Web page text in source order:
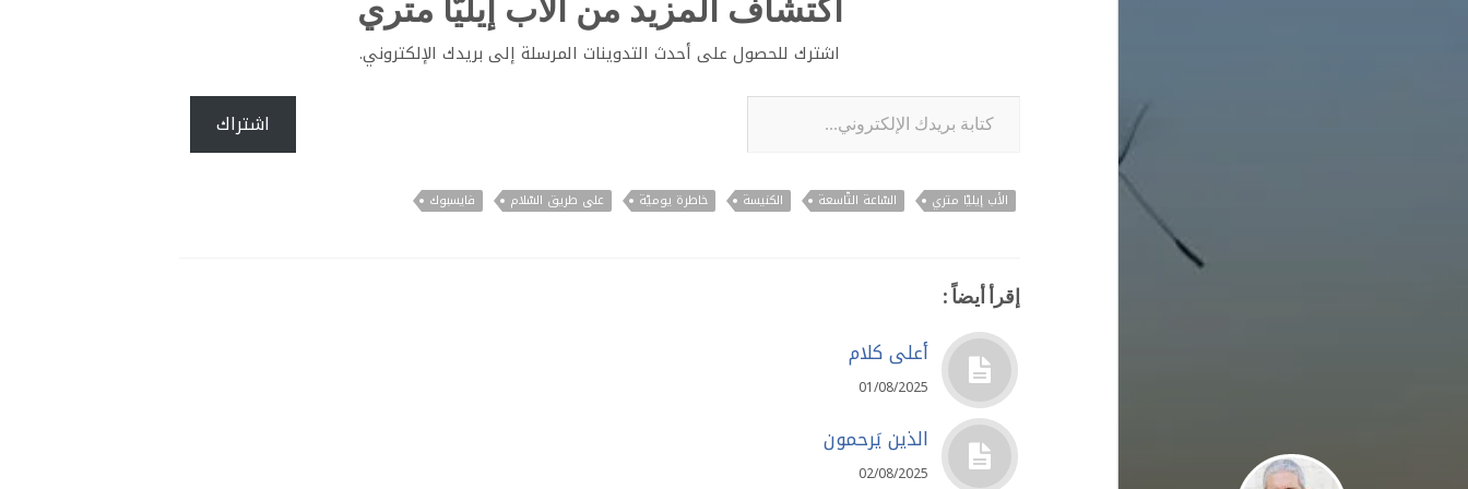
اكتشاف المزيد من الأب إيليّا متري
اشترك للحصول على أحدث التدوينات المرسلة إلى بريدك الإلكتروني.
كتابة بريدك الإلكتروني...
اشتراك
الأب إيليّا متري السّاعة التّاسعة الكنيسة خاطرة يوميّة على طريق السّلام فايسبوك
إقرأ أيضاً :
أعلى كلام
01/08/2025
الذين يَرحمون
02/08/2025